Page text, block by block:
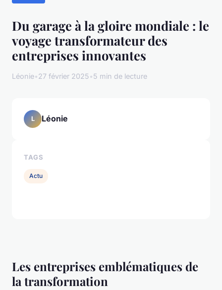
Du garage à la gloire mondiale : le
voyage transformateur des
entreprises innovantes
Léonie•27 février 2025•5 min de lecture
Les entreprises emblématiques de
la transformation
L Léonie
TAGS
Actu